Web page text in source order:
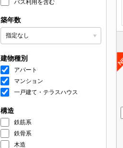
バス利用を含む
築年数
建物種別
アパート
マンション
一戸建て・テラスハウス
構造
鉄筋系
鉄骨系
木造